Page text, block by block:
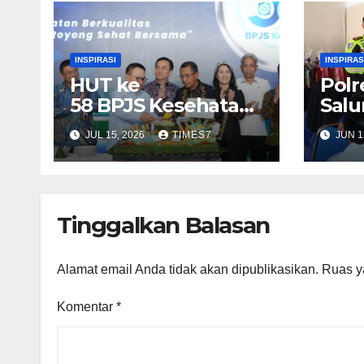
INSPIRASI
HUT ke
58 BPJS Kesehatan:
Menjaga Harapan
Melalui Gotong Roy
ong untuk Sehat Be
JUL 15, 2026 TIMES7 JUN
Tinggalkan Balasan
Alamat email Anda tidak akan dipublikasikan. Ruas
Komentar *